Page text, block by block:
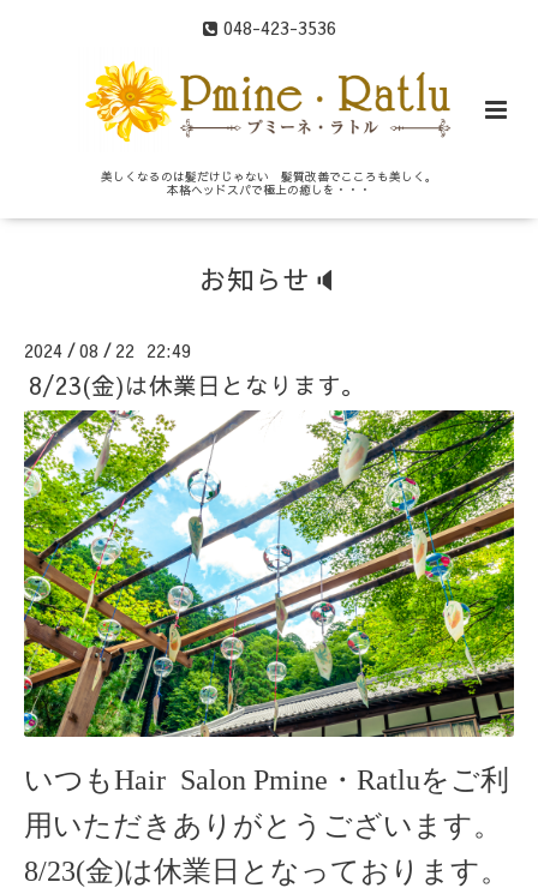
048-423-3536
美しくなるのは髪だけじゃない 髪質改善でこころも美しく。
本格ヘッドスパで極上の癒しを・・・
お知らせ🔈
2024 /08 / 22 22:49
8/23(金)は休業日となります。
いつもHair Salon Pmine・Ratluをご利
用いただきありがとうございます。
8/23(金)は休業日となっております。